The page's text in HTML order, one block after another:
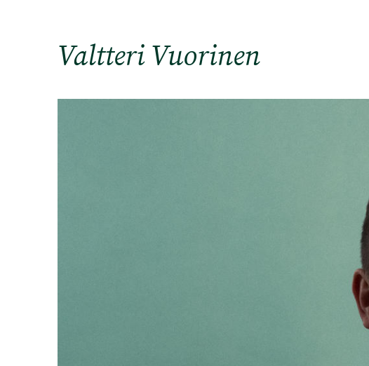
Valtteri Vuorinen